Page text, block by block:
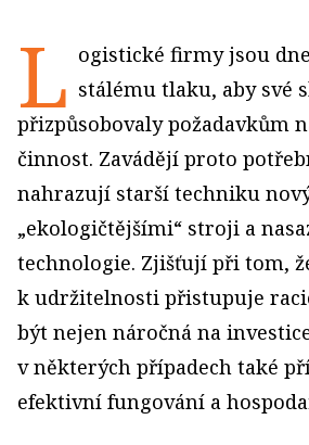
L ogistické firmy jsou
stálému tlaku, aby své
přizpůsobovaly požadavkům
činnost. Zavádějí proto
nahrazují starší techniku
„ekologičtějšími“ stroji a
technologie. Zjišťují při tom,
k udržitelnosti přistupuje
být nejen náročná na
v některých případech také
efektivní fungování a